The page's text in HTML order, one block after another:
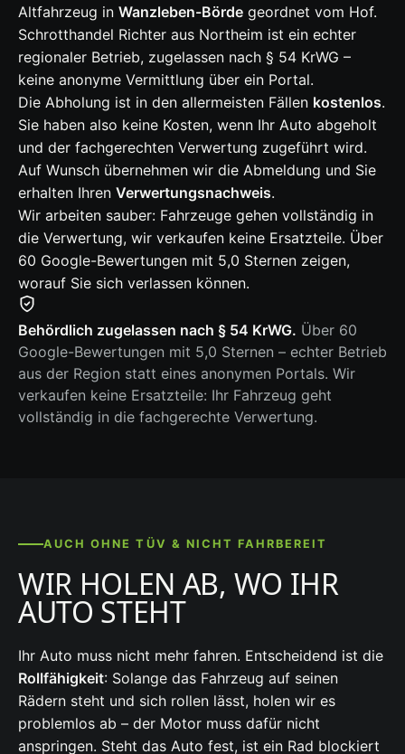
Altfahrzeug in Wanzleben-Börde geordnet vom Hof.
Schrotthandel Richter aus Northeim ist ein echter
regionaler Betrieb, zugelassen nach § 54 KrWG –
keine anonyme Vermittlung über ein Portal.
Die Abholung ist in den allermeisten Fällen kostenlos.
Sie haben also keine Kosten, wenn Ihr Auto abgeholt
und der fachgerechten Verwertung zugeführt wird.
Auf Wunsch übernehmen wir die Abmeldung und Sie
erhalten Ihren Verwertungsnachweis.
Wir arbeiten sauber: Fahrzeuge gehen vollständig in
die Verwertung, wir verkaufen keine Ersatzteile. Über
60 Google-Bewertungen mit 5,0 Sternen zeigen,
worauf Sie sich verlassen können.
Behördlich zugelassen nach § 54 KrWG. Über 60
Google-Bewertungen mit 5,0 Sternen – echter Betrieb
aus der Region statt eines anonymen Portals. Wir
verkaufen keine Ersatzteile: Ihr Fahrzeug geht
vollständig in die fachgerechte Verwertung.
AUCH OHNE TÜV & NICHT FAHRBEREIT
WIR HOLEN AB, WO IHR
AUTO STEHT
Ihr Auto muss nicht mehr fahren. Entscheidend ist die
Rollfähigkeit: Solange das Fahrzeug auf seinen
Rädern steht und sich rollen lässt, holen wir es
problemlos ab – der Motor muss dafür nicht
anspringen. Steht das Auto fest, ist ein Rad blockiert